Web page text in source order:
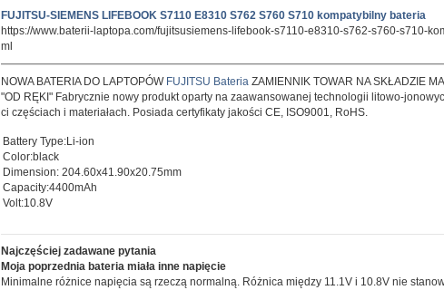
FUJITSU-SIEMENS LIFEBOOK S7110 E8310 S762 S760 S710 kompatybilny bateria
https://www.baterii-laptopa.com/fujitsusiemens-lifebook-s7110-e8310-s762-s760-s710-
ml
NOWA BATERIA DO LAPTOPÓW FUJITSU Bateria ZAMIENNIK TOWAR NA SKŁADZIE
"OD RĘKI" Fabrycznie nowy produkt oparty na zaawansowanej technologii litowo-
ci częściach i materiałach. Posiada certyfikaty jakości CE, ISO9001, RoHS.
Battery Type:Li-ion
Color:black
Dimension: 204.60x41.90x20.75mm
Capacity:4400mAh
Volt:10.8V
Najczęściej zadawane pytania
Moja poprzednia bateria miała inne napięcie
Minimalne różnice napięcia są rzeczą normalną. Różnica między 11.1V i 10.8V nie